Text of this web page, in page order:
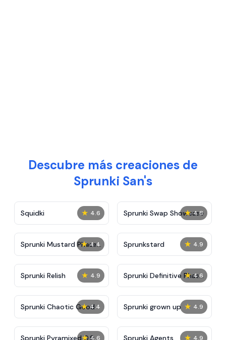
Descubre más creaciones de
Sprunki San's
★ 4.6
Squidki ★ 4.8
Sprunki Swap Showcase
★ 4.4
Sprunki Mustard Phase
2
★ 4.9
Sprunkstard
★ 4.9
Sprunki Relish ★ 4.6
Sprunki Definitive Phase
7
★ 4.4
Sprunki Chaotic Good ★ 4.9
Sprunki grown up
★ 4.6
Sprunki Pyramixed 0.9 ★ 4.9
Sprunki Agents